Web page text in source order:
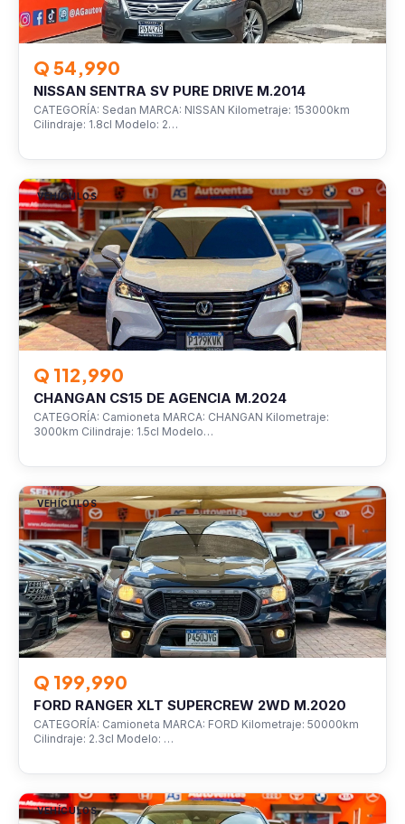
Q 54,990
NISSAN SENTRA SV PURE DRIVE M.2014
CATEGORÍA: Sedan MARCA: NISSAN Kilometraje: 153000km
Cilindraje: 1.8cl Modelo: 2…
VEHÍCULOS
Q 112,990
CHANGAN CS15 DE AGENCIA M.2024
CATEGORÍA: Camioneta MARCA: CHANGAN Kilometraje:
3000km Cilindraje: 1.5cl Modelo…
VEHÍCULOS
Q 199,990
FORD RANGER XLT SUPERCREW 2WD M.2020
CATEGORÍA: Camioneta MARCA: FORD Kilometraje: 50000km
Cilindraje: 2.3cl Modelo: …
VEHÍCULOS